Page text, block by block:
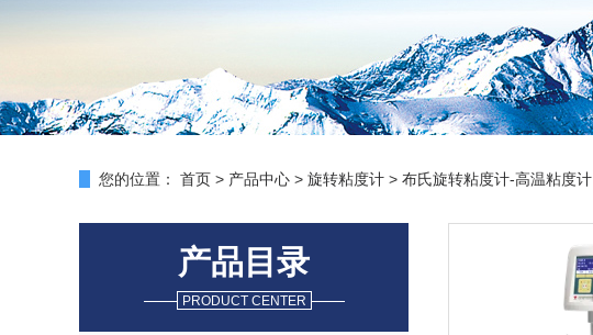
您的位置： 首页 > 产品中心 > 旋转粘度计 > 布氏旋转粘度计-高温粘度计
产品目录
PRODUCT CENTER